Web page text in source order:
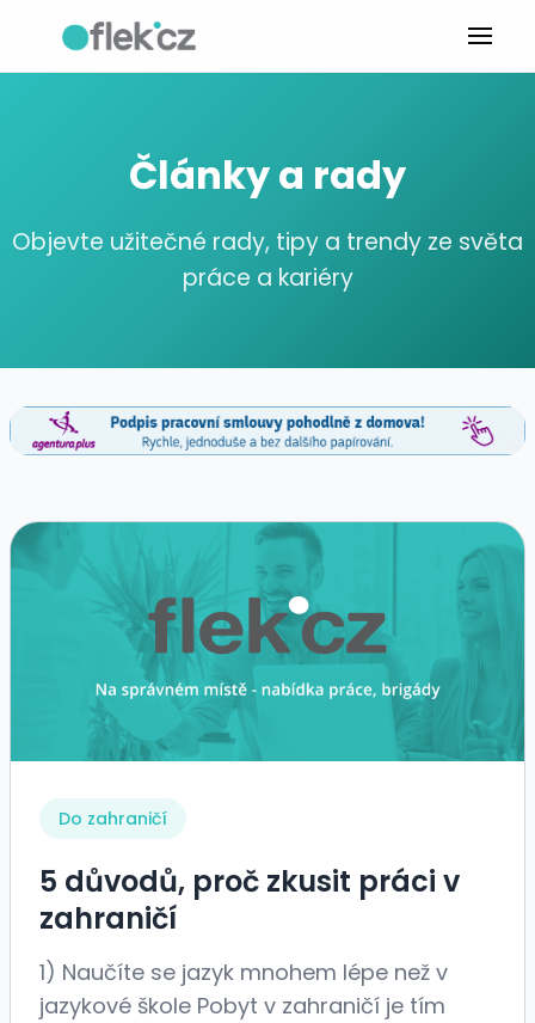
Články a rady
Objevte užitečné rady, tipy a trendy ze světa
práce a kariéry
Do zahraničí
5 důvodů, proč zkusit práci v
zahraničí
1) Naučíte se jazyk mnohem lépe než v
jazykové škole Pobyt v zahraničí je tím